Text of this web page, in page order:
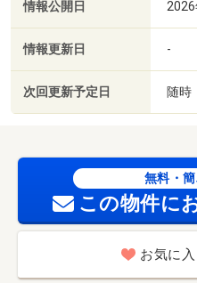
情報公開日
情報更新日 -
次回更新予定日 随時
無料・
この物件に
お気に